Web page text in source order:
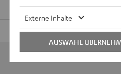
Externe Inhalte
AUSWAHL